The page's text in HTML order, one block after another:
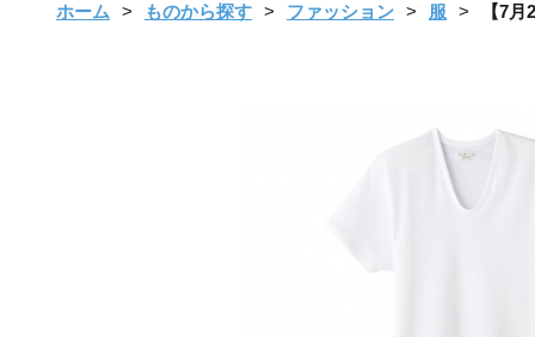
ホーム ものから探す ファッション 服 【7